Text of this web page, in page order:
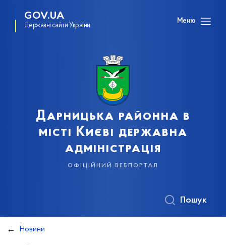
GOV.UA
Державні сайти України
Меню
Дарницька районна в
місті Києві державна
адміністрація
офіційний вебпортал
Пошук
Новини